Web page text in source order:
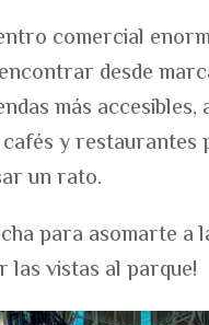
comercial
desde
más accesibles,
y restaurantes
un rato.
para asomarte a
las vistas al parque!